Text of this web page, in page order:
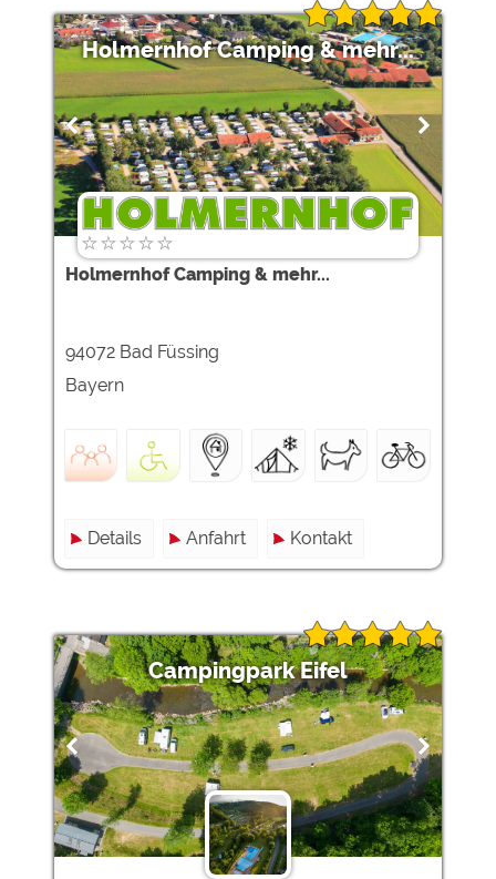
Holmernhof Camping & mehr...
Holmernhof Camping & mehr...
94072 Bad Füssing
Bayern
Details Anfahrt Kontakt
Campingpark Eifel